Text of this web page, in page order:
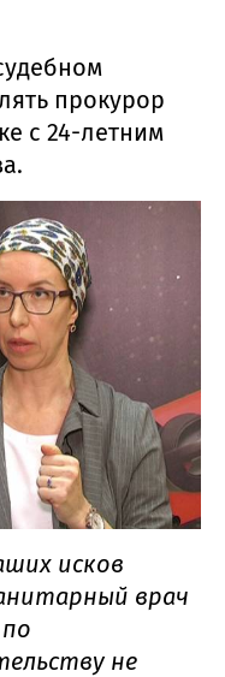
прокурор
с 24-летним
исков
врач
не